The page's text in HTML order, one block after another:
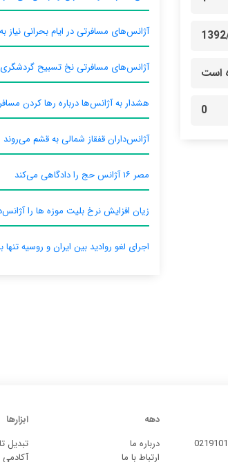
است
0
آژانس‌های مسافرتی در ایام بحرانی نیاز
آژانس‌های مسافرتی نخ تسبیح
هشدار به آژانس‌ها درباره رها کردن
آژانس‌داران قفقاز شمالی به قشم می‌روند
مصر ۱۶ آژانس حج را دادگاهی می‌کند
زیان افزایش نرخ بلیت موزه ها را
اجرای لغو روادید بین ایران و روسیه
دهه
درباره ما
ارتباط با ما
ابزارها
تبدیل
آکادمی